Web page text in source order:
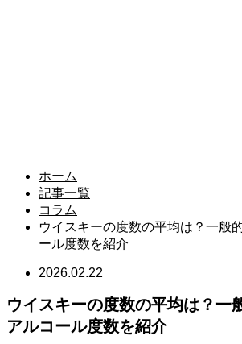
ホーム
記事一覧
コラム
ウイスキーの度数の平均は？一般
ール度数を紹介
2026.02.22
ウイスキーの度数の平均は？一
アルコール度数を紹介